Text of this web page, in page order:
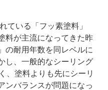
ている「フッ素塗料」
料が主流になってきた昨
の耐用年数を同レベルに
し、一般的なシーリング
、塗料よりも先にシーリ
ンバランスが問題になっ